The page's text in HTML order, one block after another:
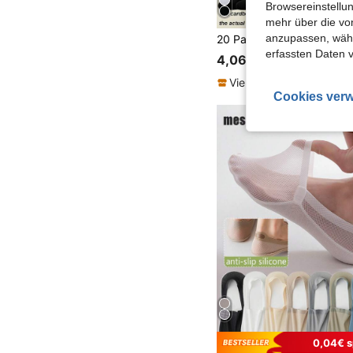
4,06€
Viele Stammkunden
0,04€
mehr über die
anzupassen,
erfassten Daten
Cookies